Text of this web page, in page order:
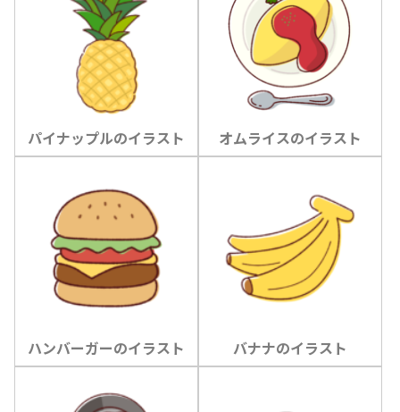
パイナップルのイラスト オムライスのイラスト
ハンバーガーのイラスト バナナのイラスト